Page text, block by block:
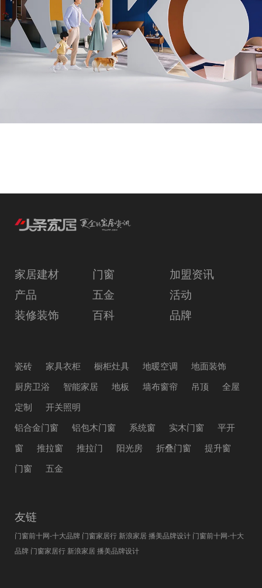
家居建材 门窗
加盟资讯
产品
五金
活动
装修装饰
百科 品牌
瓷砖 家具衣柜 橱柜灶具 地暖空调
地面装饰
厨房卫浴
智能家居 地板 墙布窗帘 吊顶
全屋
定制
开关照明
铝合金门窗
铝包木门窗 系统窗 实木门窗
平开
窗
推拉窗 推拉门 阳光房 折叠门窗
提升窗
门窗
五金
友链
门窗前十网-十大品牌 门窗家居行 新浪家居播美品牌设计 门窗前十网-十大
品牌 门窗家居行 新浪家居播美品牌设计